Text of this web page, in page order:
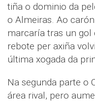
tiña o dominio da
o Almeiras. Ao
marcaría tras un gol
rebote per axiña
última xogada da
Na segunda parte o
área rival, pero